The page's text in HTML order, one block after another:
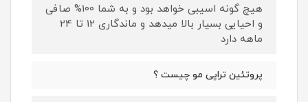
هیچ گونه اسیبی خواهد بود و به شما 100% صافی
و احیایی بسیار بالا میدهد و ماندگاری 12 تا 24
ماهه دارد
پروتئین تراپی مو چیست ؟